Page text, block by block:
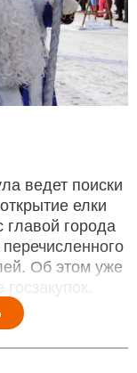
ведет поиски
елки
города
Об этом уже